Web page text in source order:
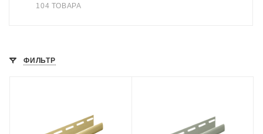
104 ТОВАРА
ФИЛЬТР